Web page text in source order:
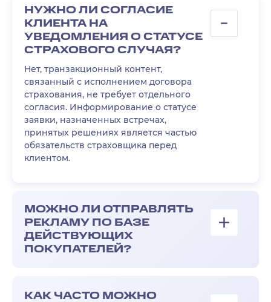
НУЖНО ЛИ СОГЛАСИЕ
КЛИЕНТА НА
УВЕДОМЛЕНИЯ О СТАТУСЕ
СТРАХОВОГО СЛУЧАЯ?
Нет, транзакционный контент,
связанный с исполнением договора
страхования, не требует отдельного
согласия. Информирование о статусе
заявки, назначенных встречах,
принятых решениях является частью
обязательств страховщика перед
клиентом.
МОЖНО ЛИ ОТПРАВЛЯТЬ
РЕКЛАМУ ПО БАЗЕ
ДЕЙСТВУЮЩИХ
ПОКУПАТЕЛЕЙ?
КАК ЧАСТО МОЖНО